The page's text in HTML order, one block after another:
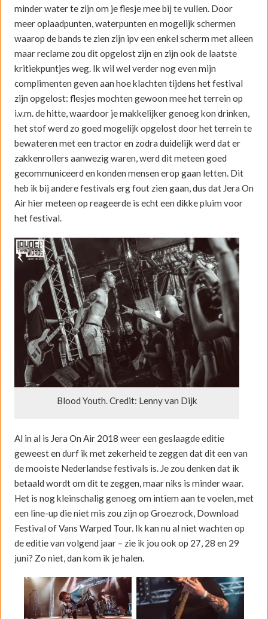
minder water te zijn om je flesje mee bij te vullen. Door
meer oplaadpunten, waterpunten en mogelijk schermen
waarop de bands te zien zijn ipv een enkel scherm met alleen
maar reclame zou dit opgelost zijn en zijn ook de laatste
kritiekpuntjes weg. Ik wil wel verder nog even mijn
complimenten geven aan hoe klachten tijdens het festival
zijn opgelost: flesjes mochten gewoon mee het terrein op
i.v.m. de hitte, waardoor je makkelijker genoeg kon drinken,
het stof werd zo goed mogelijk opgelost door het terrein te
bewateren met een tractor en zodra duidelijk werd dat er
zakkenrollers aanwezig waren, werd dit meteen goed
gecommuniceerd en konden mensen erop gaan letten. Dit
heb ik bij andere festivals erg fout zien gaan, dus dat Jera On
Air hier meteen op reageerde is echt een dikke pluim voor
het festival.
Blood Youth. Credit: Lenny van Dijk
Al in al is Jera On Air 2018 weer een geslaagde editie
geweest en durf ik met zekerheid te zeggen dat dit een van
de mooiste Nederlandse festivals is. Je zou denken dat ik
betaald wordt om dit te zeggen, maar niks is minder waar.
Het is nog kleinschalig genoeg om intiem aan te voelen, met
een line-up die niet mis zou zijn op Groezrock, Download
Festival of Vans Warped Tour. Ik kan nu al niet wachten op
de editie van volgend jaar – zie ik jou ook op 27, 28 en 29
juni? Zo niet, dan kom ik je halen.